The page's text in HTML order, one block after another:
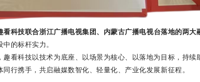
看科技联合浙江广播电视集团、内蒙古广播电视台落地的两大
的标杆实力。
看科技以技术为底座、以场景为核心、以落地为目标，持
行携手，共启融媒数智化、轻量化、产业化发展新征程。